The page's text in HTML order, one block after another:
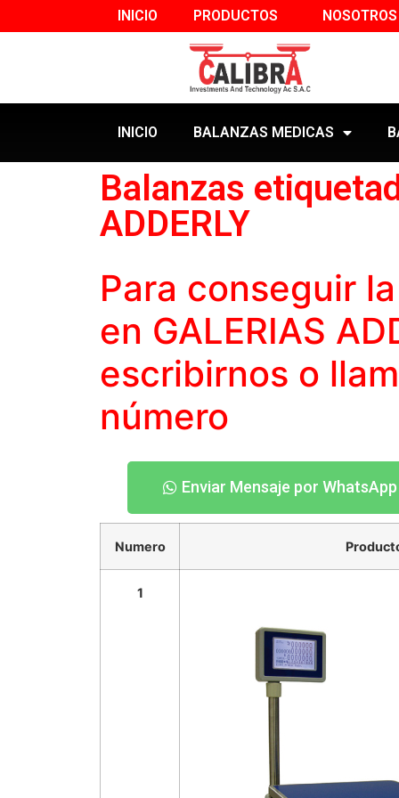
INICIO PRODUCTOS NOSOTROS
INICIO BALANZAS MEDICAS
Balanzas
ADDERLY
Para conseguir
en GALERIAS
escribirnos o
número
Enviar Mensaje por WhatsApp
Numero
1